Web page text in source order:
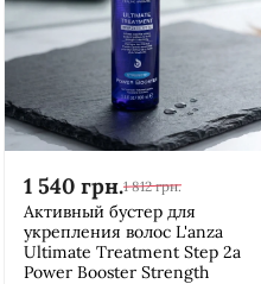
1 540 грн.1 812 грн.
Активный бустер для
укрепления волос L'anza
Ultimate Treatment Step 2a
Power Booster Strength